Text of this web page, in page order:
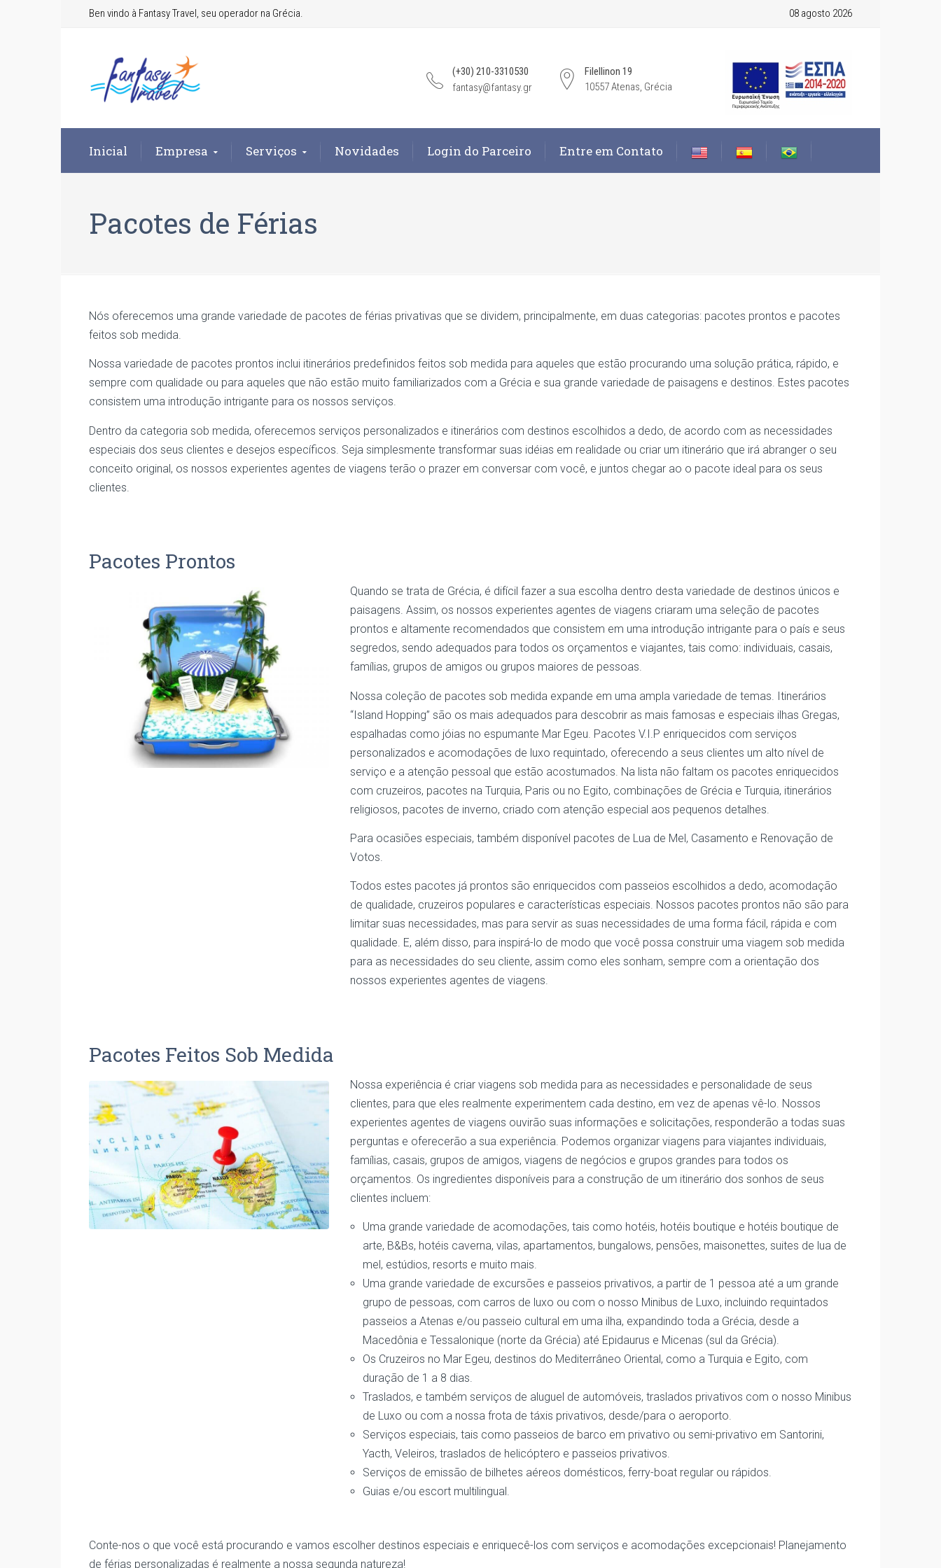
Ben vindo à Fantasy Travel, seu operador na Grécia. 08 agosto 2026
Filellinon 19
10557 Atenas, Grécia
(+30) 210-3310530
fantasy@fantasy.gr
Inicial Empresa Serviços Novidades Login do Parceiro Entre em Contato
Pacotes de Férias
Nós oferecemos uma grande variedade de pacotes de férias privativas que se dividem, principalmente, em duas categorias: pacotes prontos e pacotes
feitos sob medida.
Nossa variedade de pacotes prontos inclui itinerários predefinidos feitos sob medida para aqueles que estão procurando uma solução prática, rápido, e
sempre com qualidade ou para aqueles que não estão muito familiarizados com a Grécia e sua grande variedade de paisagens e destinos. Estes pacotes
consistem uma introdução intrigante para os nossos serviços.
Dentro da categoria sob medida, oferecemos serviços personalizados e itinerários com destinos escolhidos a dedo, de acordo com as necessidades
especiais dos seus clientes e desejos específicos. Seja simplesmente transformar suas idéias em realidade ou criar um itinerário que irá abranger o seu
conceito original, os nossos experientes agentes de viagens terão o prazer em conversar com você, e juntos chegar ao o pacote ideal para os seus
clientes.
Pacotes Prontos
Quando se trata de Grécia, é difícil fazer a sua escolha dentro desta variedade de destinos únicos e
paisagens. Assim, os nossos experientes agentes de viagens criaram uma seleção de pacotes
prontos e altamente recomendados que consistem em uma introdução intrigante para o país e seus
segredos, sendo adequados para todos os orçamentos e viajantes, tais como: individuais, casais,
famílias, grupos de amigos ou grupos maiores de pessoas.
Nossa coleção de pacotes sob medida expande em uma ampla variedade de temas. Itinerários
“Island Hopping” são os mais adequados para descobrir as mais famosas e especiais ilhas Gregas,
espalhadas como jóias no espumante Mar Egeu. Pacotes V.I.P enriquecidos com serviços
personalizados e acomodações de luxo requintado, oferecendo a seus clientes um alto nível de
serviço e a atenção pessoal que estão acostumados. Na lista não faltam os pacotes enriquecidos
com cruzeiros, pacotes na Turquia, Paris ou no Egito, combinações de Grécia e Turquia, itinerários
religiosos, pacotes de inverno, criado com atenção especial aos pequenos detalhes.
Para ocasiões especiais, também disponível pacotes de Lua de Mel, Casamento e Renovação de
Votos.
Todos estes pacotes já prontos são enriquecidos com passeios escolhidos a dedo, acomodação
de qualidade, cruzeiros populares e características especiais. Nossos pacotes prontos não são para
limitar suas necessidades, mas para servir as suas necessidades de uma forma fácil, rápida e com
qualidade. E, além disso, para inspirá-lo de modo que você possa construir uma viagem sob medida
para as necessidades do seu cliente, assim como eles sonham, sempre com a orientação dos
nossos experientes agentes de viagens.
Pacotes Feitos Sob Medida
Nossa experiência é criar viagens sob medida para as necessidades e personalidade de seus
clientes, para que eles realmente experimentem cada destino, em vez de apenas vê-lo. Nossos
experientes agentes de viagens ouvirão suas informações e solicitações, responderão a todas suas
perguntas e oferecerão a sua experiência. Podemos organizar viagens para viajantes individuais,
famílias, casais, grupos de amigos, viagens de negócios e grupos grandes para todos os
orçamentos. Os ingredientes disponíveis para a construção de um itinerário dos sonhos de seus
clientes incluem:
Uma grande variedade de acomodações, tais como hotéis, hotéis boutique e hotéis boutique de
arte, B&Bs, hotéis caverna, vilas, apartamentos, bungalows, pensões, maisonettes, suites de lua de
mel, estúdios, resorts e muito mais.
Uma grande variedade de excursões e passeios privativos, a partir de 1 pessoa até a um grande
grupo de pessoas, com carros de luxo ou com o nosso Minibus de Luxo, incluindo requintados
passeios a Atenas e/ou passeio cultural em uma ilha, expandindo toda a Grécia, desde a
Macedônia e Tessalonique (norte da Grécia) até Epidaurus e Micenas (sul da Grécia).
Os Cruzeiros no Mar Egeu, destinos do Mediterrâneo Oriental, como a Turquia e Egito, com
duração de 1 a 8 dias.
Traslados, e também serviços de aluguel de automóveis, traslados privativos com o nosso Minibus
de Luxo ou com a nossa frota de táxis privativos, desde/para o aeroporto.
Serviços especiais, tais como passeios de barco em privativo ou semi-privativo em Santorini,
Yacth, Veleiros, traslados de helicóptero e passeios privativos.
Serviços de emissão de bilhetes aéreos domésticos, ferry-boat regular ou rápidos.
Guias e/ou escort multilingual.
Conte-nos o que você está procurando e vamos escolher destinos especiais e enriquecê-los com serviços e acomodações excepcionais! Planejamento
de férias personalizadas é realmente a nossa segunda natureza!